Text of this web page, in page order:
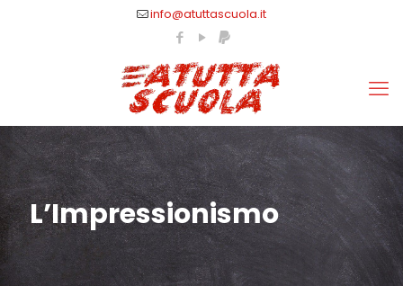
info@atuttascuola.it
L’Impressionismo